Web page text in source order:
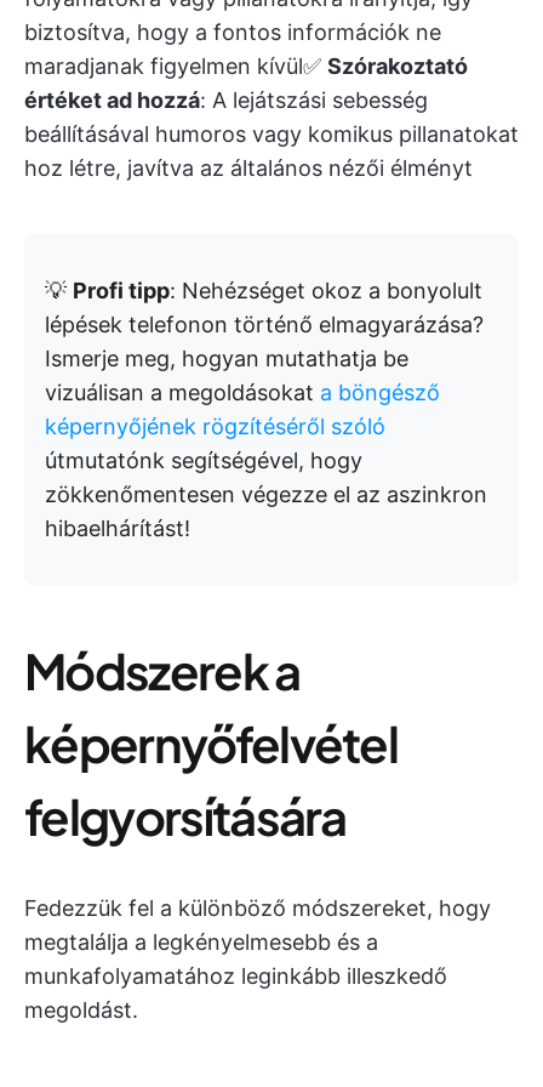
biztosítva, hogy a fontos információk ne
maradjanak figyelmen kívül✅ Szórakoztató
értéket ad hozzá: A lejátszási sebesség
beállításával humoros vagy komikus pillanatokat
hoz létre, javítva az általános nézői élményt
💡 Profi tipp: Nehézséget okoz a bonyolult
lépések telefonon történő elmagyarázása?
Ismerje meg, hogyan mutathatja be
vizuálisan a megoldásokat a böngésző
képernyőjének rögzítéséről szóló
útmutatónk segítségével, hogy
zökkenőmentesen végezze el az aszinkron
hibaelhárítást!
Módszerek a
képernyőfelvétel
felgyorsítására
Fedezzük fel a különböző módszereket, hogy
megtalálja a legkényelmesebb és a
munkafolyamatához leginkább illeszkedő
megoldást.